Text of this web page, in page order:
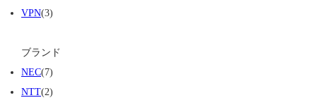
VPN(3)
ブランド
NEC(7)
NTT(2)